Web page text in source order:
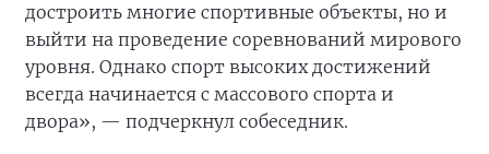
достроить многие спортивные объекты, но и
выйти на проведение соревнований мирового
уровня. Однако спорт высоких достижений
всегда начинается с массового спорта и
двора», — подчеркнул собеседник.